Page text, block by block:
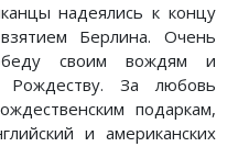
надеялись к концу
Берлина. Очень
своим вождям и
Рождеству. За любовь
подаркам,
и американских